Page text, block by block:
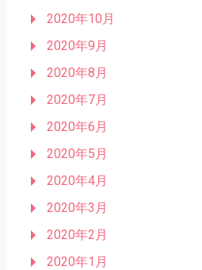
2020年10月
2020年9月
2020年8月
2020年7月
2020年6月
2020年5月
2020年4月
2020年3月
2020年2月
2020年1月